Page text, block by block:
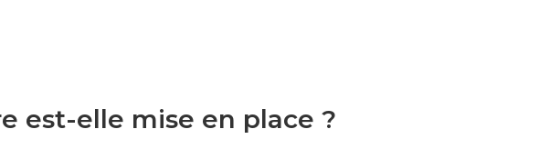
est-elle mise en place ?